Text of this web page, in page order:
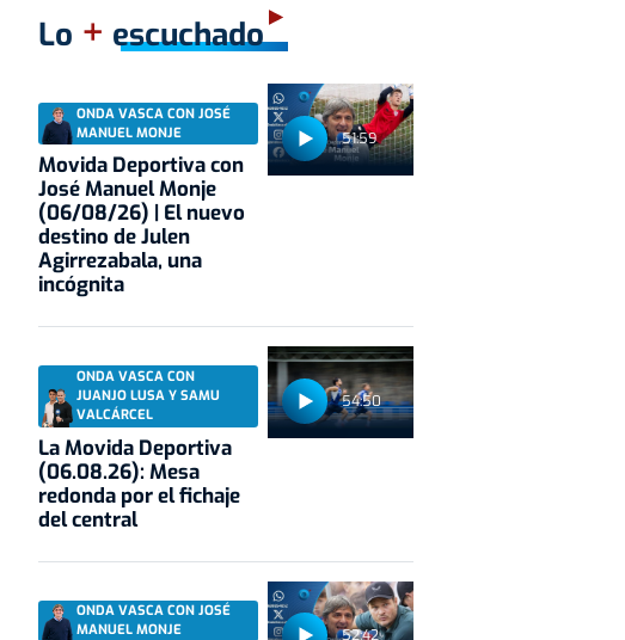
Lo + escuchado
51:59
ONDA VASCA CON JOSÉ
MANUEL MONJE
Movida Deportiva con
José Manuel Monje
(06/08/26) | El nuevo
destino de Julen
Agirrezabala, una
incógnita
54:50
ONDA VASCA CON
JUANJO LUSA Y SAMU
VALCÁRCEL
La Movida Deportiva
(06.08.26): Mesa
redonda por el fichaje
del central
52:42
ONDA VASCA CON JOSÉ
MANUEL MONJE